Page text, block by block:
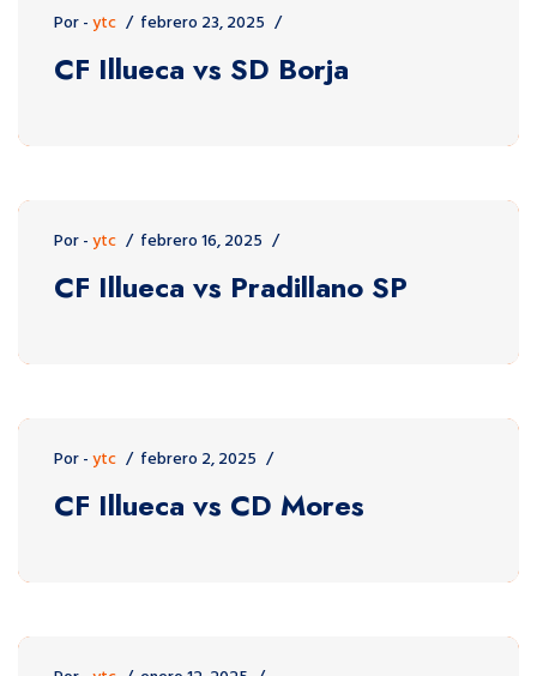
Por -ytc febrero 23, 2025
CF Illueca vs SD Borja
Por -ytc febrero 16, 2025
CF Illueca vs Pradillano SP
Por -ytc febrero 2, 2025
CF Illueca vs CD Mores